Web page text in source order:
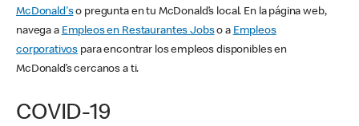
McDonald'so pregunta en tu McDonald’s local. En la página web,
navega a Empleos en Restaurantes Jobso a Empleos
corporativos para encontrar los empleos disponibles en
McDonald’s cercanos a ti.
COVID-19